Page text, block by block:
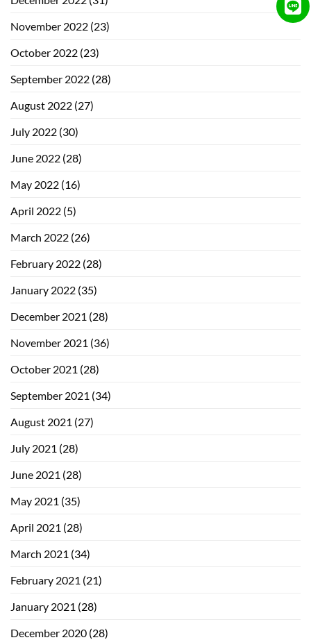
November 2022 (23)
October 2022 (23)
September 2022 (28)
August 2022 (27)
July 2022 (30)
June 2022 (28)
May 2022 (16)
April 2022 (5)
March 2022 (26)
February 2022 (28)
January 2022 (35)
December 2021 (28)
November 2021 (36)
October 2021 (28)
September 2021 (34)
August 2021 (27)
July 2021 (28)
June 2021 (28)
May 2021 (35)
April 2021 (28)
March 2021 (34)
February 2021 (21)
January 2021 (28)
December 2020 (28)